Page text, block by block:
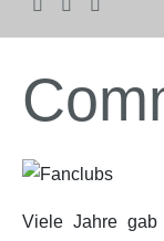
Viele Jahre gab